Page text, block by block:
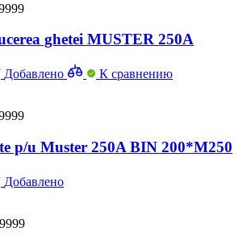
ghetei MUSTER 250A
Добавлено К сравнению
p/u Muster 250A BIN 200*M250
Добавлено